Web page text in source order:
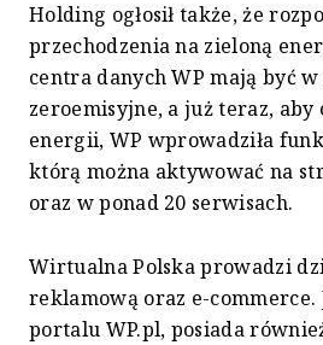
Holding ogłosił także, że
przechodzenia na zieloną
centra danych WP mają być w
zeroemisyjne, a już teraz, aby
energii, WP wprowadziła
którą można aktywować na
oraz w ponad 20 serwisach.
Wirtualna Polska prowadzi
reklamową oraz e-commerce.
portalu WP.pl, posiada